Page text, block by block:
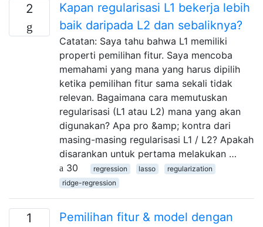
2
Kapan regularisasi L1 bekerja lebih
baik daripada L2 dan sebaliknya?
Catatan: Saya tahu bahwa L1 memiliki
properti pemilihan fitur. Saya mencoba
memahami yang mana yang harus dipilih
ketika pemilihan fitur sama sekali tidak
relevan. Bagaimana cara memutuskan
regularisasi (L1 atau L2) mana yang akan
digunakan? Apa pro &amp; kontra dari
masing-masing regularisasi L1 / L2? Apakah
disarankan untuk pertama melakukan …
30
regression lasso
regularization
ridge-regression
1
Pemilihan fitur & model dengan